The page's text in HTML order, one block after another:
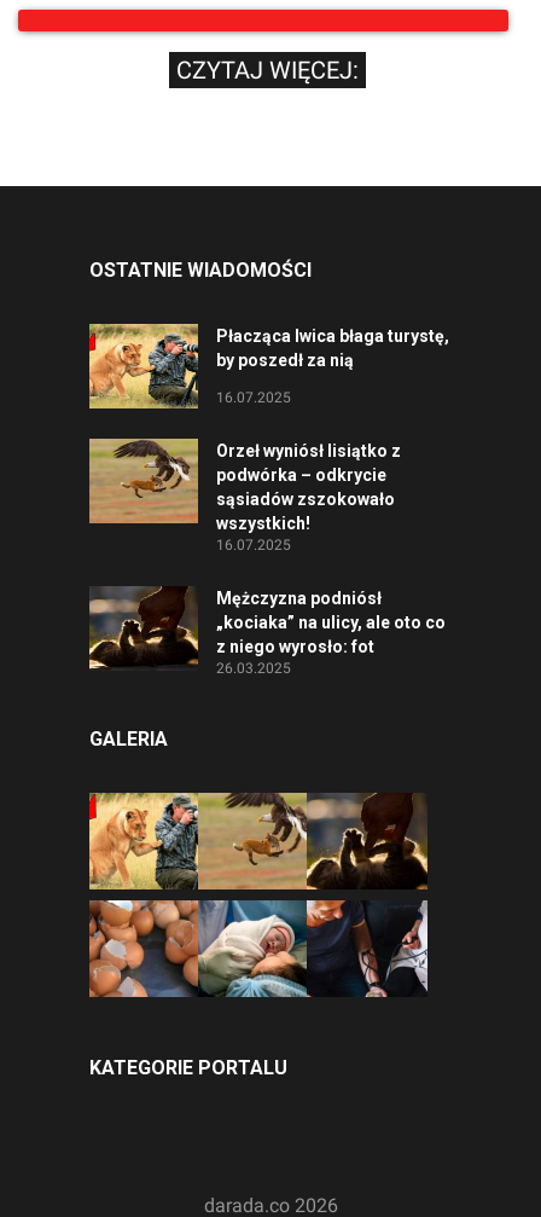
CZYTAJ WIĘCEJ:
OSTATNIE WIADOMOŚCI
Płacząca lwica błaga turystę,
by poszedł za nią
16.07.2025
Orzeł wyniósł lisiątko z
podwórka – odkrycie
sąsiadów zszokowało
wszystkich!
16.07.2025
Mężczyzna podniósł
„kociaka” na ulicy, ale oto co
z niego wyrosło: fot
26.03.2025
GALERIA
KATEGORIE PORTALU
darada.co 2026